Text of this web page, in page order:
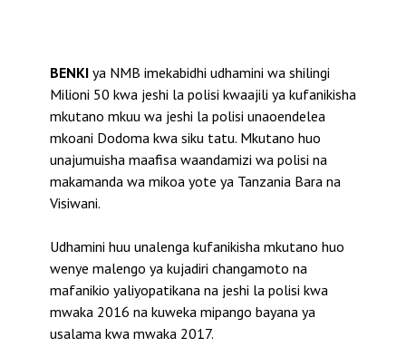
BENKI ya NMB imekabidhi udhamini wa shilingi
Milioni 50 kwa jeshi la polisi kwaajili ya kufanikisha
mkutano mkuu wa jeshi la polisi unaoendelea
mkoani Dodoma kwa siku tatu. Mkutano huo
unajumuisha maafisa waandamizi wa polisi na
makamanda wa mikoa yote ya Tanzania Bara na
Visiwani.
Udhamini huu unalenga kufanikisha mkutano huo
wenye malengo ya kujadiri changamoto na
mafanikio yaliyopatikana na jeshi la polisi kwa
mwaka 2016 na kuweka mipango bayana ya
usalama kwa mwaka 2017.